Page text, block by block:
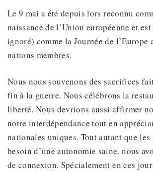
Le 9 mai a été depuis lors reconnu
naissance de l’Union européenne et
ignoré) comme la Journée de l’Europe
nations membres.
Nous nous souvenons des sacrifices
fin à la guerre. Nous célébrons la
liberté. Nous devrions aussi affirmer
notre interdépendance tout en
nationales uniques. Tout autant que
besoin d’une autonomie saine, nous
de connexion. Spécialement en ces